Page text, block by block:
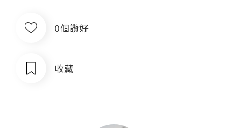
0個讚好
收藏